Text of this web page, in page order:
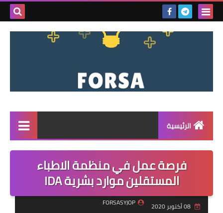
بحث
الرئيسية
القائمة
مناقصات
فرص عمل داخل سوريا
فرصة عمل في منظمة الاطباء
المستقلين موارد بشرية IDA
08 أكتوبر 2020
FORSASYJOP